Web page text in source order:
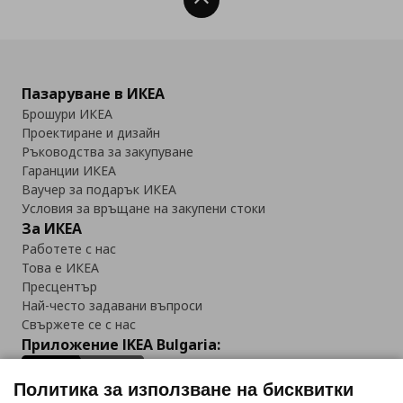
Пазаруване в ИКЕА
Брошури ИКЕА
Проектиране и дизайн
Ръководства за закупуване
Гаранции ИКЕА
Ваучер за подарък ИКЕА
Условия за връщане на закупени стоки
За ИКЕА
Работете с нас
Това е ИКЕА
Пресцентър
Най-често задавани въпроси
Свържете се с нас
Приложение IKEA Bulgaria:
Политика за използване на бисквитки